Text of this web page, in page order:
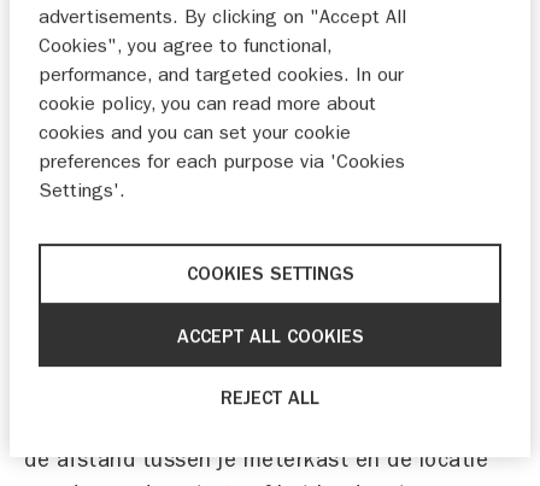
POWERED BY VATTENFALL INCHARGE
Het Suzuki laadpunt wordt altijd vakkundig
thuis kun je kiezen uit een wandmontage of
de afstand tussen je meterkast en de locatie
advertisements. By clicking on "Accept All
Cookies", you agree to functional,
performance, and targeted cookies. In our
cookie policy, you can read more about
cookies and you can set your cookie
preferences for each purpose via 'Cookies
Settings'.
COOKIES SETTINGS
REJECT ALL
ACCEPT ALL COOKIES